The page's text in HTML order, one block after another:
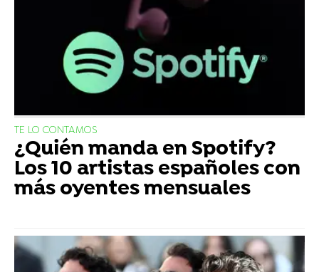
TE LO CONTAMOS
¿Quién manda en Spotify?
Los 10 artistas españoles con
más oyentes mensuales